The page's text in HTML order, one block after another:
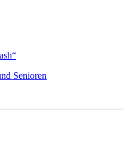
Senioren